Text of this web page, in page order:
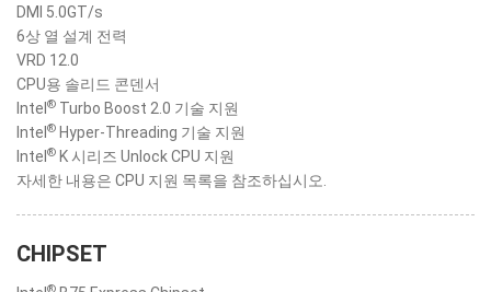
DMI 5.0GT/s
6상 열 설계 전력
VRD 12.0
CPU용 솔리드 콘덴서
Intel ® Turbo Boost 2.0 기술 지원
Intel ® Hyper-Threading 기술 지원
Intel ® K 시리즈 Unlock CPU 지원
자세한 내용은 CPU 지원 목록을 참조하십시오.
CHIPSET
®